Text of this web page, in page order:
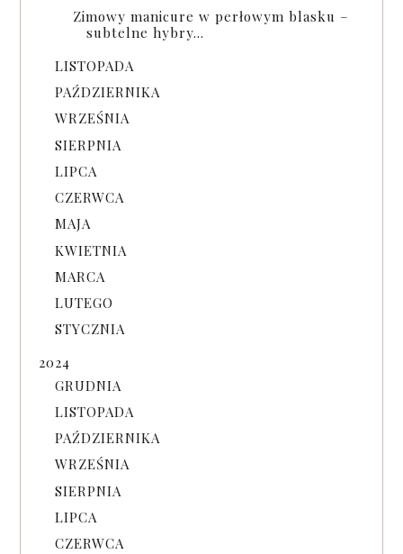
Zimowy manicure w perłowym blasku –
subtelne hybry...
LISTOPADA
PAŹDZIERNIKA
WRZEŚNIA
SIERPNIA
LIPCA
CZERWCA
MAJA
KWIETNIA
MARCA
LUTEGO
STYCZNIA
2024
GRUDNIA
LISTOPADA
PAŹDZIERNIKA
WRZEŚNIA
SIERPNIA
LIPCA
CZERWCA